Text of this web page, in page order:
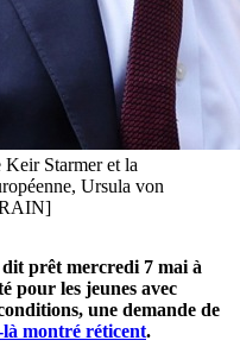
Starmer et la
Ursula von
prêt mercredi 7 mai à
pour les jeunes avec
une demande de
là montré réticent.